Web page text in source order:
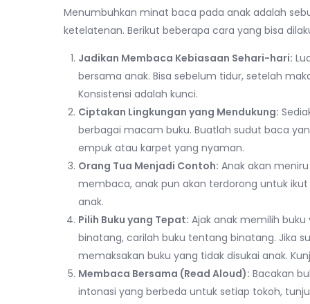
Menumbuhkan minat baca pada anak adalah
ketelatenan. Berikut beberapa cara yang bisa
Jadikan Membaca Kebiasaan Sehari-hari:
bersama anak. Bisa sebelum tidur, setelah
Konsistensi adalah kunci.
Ciptakan Lingkungan yang Mendukung:
berbagai macam buku. Buatlah sudut baca
empuk atau karpet yang nyaman.
Orang Tua Menjadi Contoh: Anak akan
membaca, anak pun akan terdorong untuk
anak.
Pilih Buku yang Tepat: Ajak anak memilih
binatang, carilah buku tentang binatang. Jika
memaksakan buku yang tidak disukai anak.
Membaca Bersama (Read Aloud): Bacakan
intonasi yang berbeda untuk setiap tokoh,